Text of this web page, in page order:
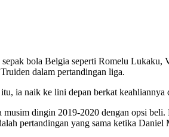
bola Belgia seperti Romelu
dalam pertandingan liga.
ia naik ke lini depan berkat keahliannya
dingin 2019-2020 dengan opsi
pertandingan yang sama ketika